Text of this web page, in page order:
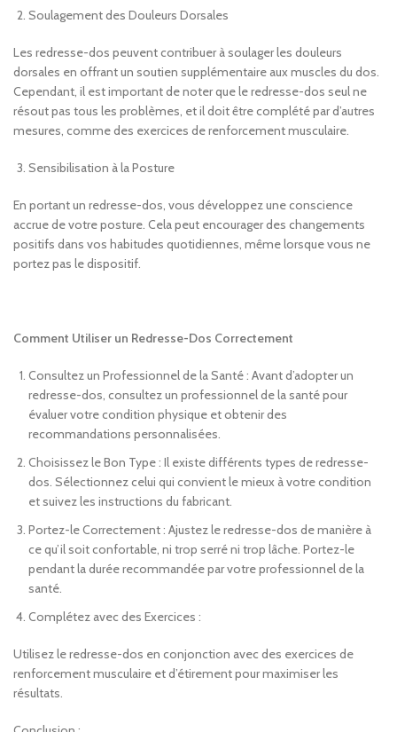
Soulagement des Douleurs Dorsales
Les redresse-dos peuvent contribuer à soulager les douleurs
dorsales en offrant un soutien supplémentaire aux muscles du dos.
Cependant, il est important de noter que le redresse-dos seul ne
résout pas tous les problèmes, et il doit être complété par d’autres
mesures, comme des exercices de renforcement musculaire.
Sensibilisation à la Posture
En portant un redresse-dos, vous développez une conscience
accrue de votre posture. Cela peut encourager des changements
positifs dans vos habitudes quotidiennes, même lorsque vous ne
portez pas le dispositif.
Comment Utiliser un Redresse-Dos Correctement
Consultez un Professionnel de la Santé : Avant d’adopter un
redresse-dos, consultez un professionnel de la santé pour
évaluer votre condition physique et obtenir des
recommandations personnalisées.
Choisissez le Bon Type : Il existe différents types de redresse-
dos. Sélectionnez celui qui convient le mieux à votre condition
et suivez les instructions du fabricant.
Portez-le Correctement : Ajustez le redresse-dos de manière à
ce qu’il soit confortable, ni trop serré ni trop lâche. Portez-le
pendant la durée recommandée par votre professionnel de la
santé.
Complétez avec des Exercices :
Utilisez le redresse-dos en conjonction avec des exercices de
renforcement musculaire et d’étirement pour maximiser les
résultats.